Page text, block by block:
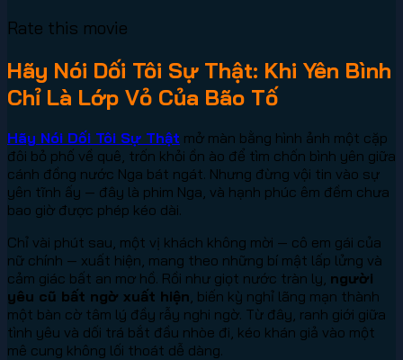
Rate this movie
Hãy Nói Dối Tôi Sự Thật: Khi Yên Bình
Chỉ Là Lớp Vỏ Của Bão Tố
Hãy Nói Dối Tôi Sự Thật mở màn bằng hình ảnh một cặp
đôi bỏ phố về quê, trốn khỏi ồn ào để tìm chốn bình yên giữa
cánh đồng nước Nga bát ngát. Nhưng đừng vội tin vào sự
yên tĩnh ấy — đây là phim Nga, và hạnh phúc êm đềm chưa
bao giờ được phép kéo dài.
Chỉ vài phút sau, một vị khách không mời — cô em gái của
nữ chính — xuất hiện, mang theo những bí mật lấp lửng và
cảm giác bất an mơ hồ. Rồi như giọt nước tràn ly, người
yêu cũ bất ngờ xuất hiện , biến kỳ nghỉ lãng mạn thành
một bàn cờ tâm lý đầy rẫy nghi ngờ. Từ đây, ranh giới giữa
tình yêu và dối trá bắt đầu nhòe đi, kéo khán giả vào một
mê cung không lối thoát dễ dàng.